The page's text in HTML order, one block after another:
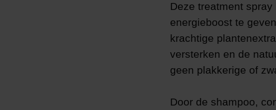
Deze treatment
energieboost te
krachtige
versterken en de
geen plakkerige of
Door de shampoo,